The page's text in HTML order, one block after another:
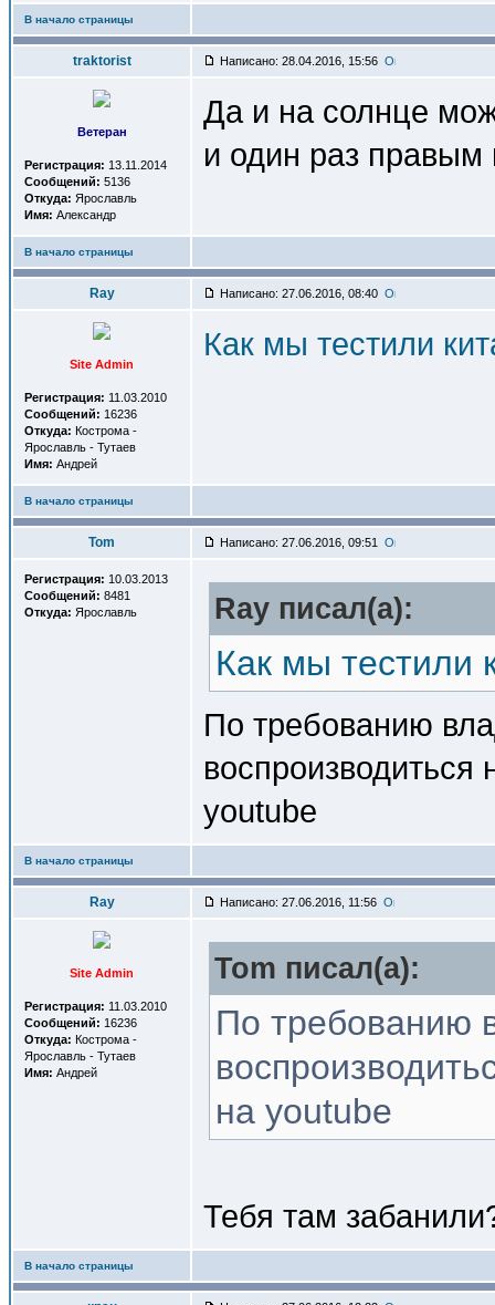
В начало страницы
traktorist Написано: 28.04.2016, 15:56
Ветеран
Регистрация: 13.11.2014
Сообщений: 5136
Откуда: Ярославль
Имя: Александр
Да и на солнце
и один раз правым
В начало страницы
Ray Написано: 27.06.2016, 08:40
Site Admin
Регистрация: 11.03.2010
Сообщений: 16236
Откуда: Кострома -
Ярославль - Тутаев
Имя: Андрей
Как мы тестили
В начало страницы
Tom Написано: 27.06.2016, 09:51
Регистрация: 10.03.2013
Сообщений: 8481
Откуда: Ярославль Ray писал(a):
Как мы тестили
По требованию
воспроизводиться
youtube
В начало страницы
Ray Написано: 27.06.2016, 11:56
Site Admin
Регистрация: 11.03.2010
Сообщений: 16236
Откуда: Кострома -
Ярославль - Тутаев
Имя: Андрей
Tom писал(a):
По требованию
на youtube
Тебя там
В начало страницы